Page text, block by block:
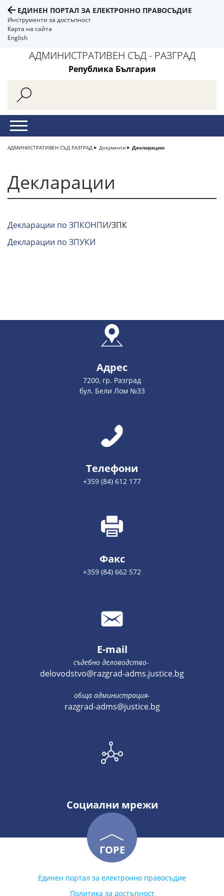
ЕДИНЕН ПОРТАЛ ЗА ЕЛЕКТРОННО ПРАВОСЪДИЕ
Инструменти за достъпност
Карта на сайта
English
АДМИНИСТРАТИВЕН СЪД - РАЗГРАД
Република България
АДМИНИСТРАТИВЕН СЪД РАЗГРАД Документи Декларации
Декларации
Декларации по ЗПКОНПИ/ЗПК
Декларации по ЗПУКИ
Адрес
7200, гр. Разград
бул. Бели Лом №33
Телефони
+359 (84) 612 177
Факс
+359 (84) 662 572
E-mail
съдебно деловодство-
delovodstvo@razgrad-adms.justice.bg
обща администрация-
razgrad-adms@justice.bg
Социални мрежи
ГОРЕ
Единен портал за електронно правосъдие
Политика за достъпност